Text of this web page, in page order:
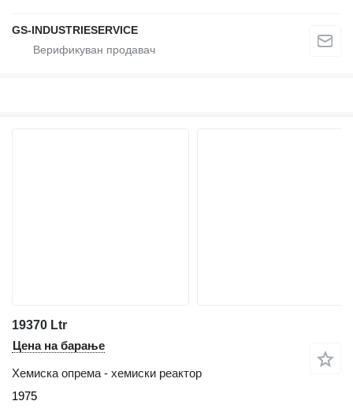
GS-INDUSTRIESERVICE
19370 Ltr
Цена на барање
Хемиска опрема - хемиски реактор
1975